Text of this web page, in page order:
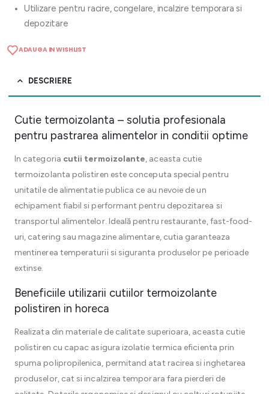
Utilizare pentru racire, congelare, incalzire temporara si
depozitare
ADAUGA IN WISHLIST
DESCRIERE
Cutie termoizolanta – solutia profesionala
pentru pastrarea alimentelor in conditii optime
In categoria cutii termoizolante, aceasta cutie
termoizolanta polistiren este conceputa special pentru
unitatile de alimentatie publica ce au nevoie de un
echipament fiabil si performant pentru depozitarea si
transportul alimentelor. Ideală pentru restaurante, fast-food-
uri, catering sau magazine alimentare, cutia garanteaza
mentinerea temperaturii si siguranta produselor pe perioade
extinse.
Beneficiile utilizarii cutiilor termoizolante
polistiren in horeca
Realizata din materiale de calitate superioara, aceasta cutie
polistiren cu capac asigura izolatie termica eficienta prin
spuma polipropilenica, permitand atat racirea si inghetarea
produselor, cat si incalzirea temporara fara pierderi de